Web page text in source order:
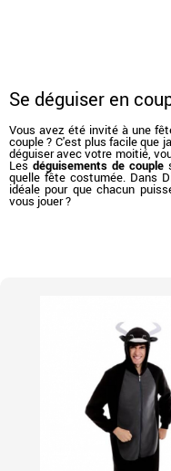
Se déguiser en
Vous avez été invité à une
couple ? C'est plus facile que
déguiser avec votre moitié,
Les déguisements de couple
quelle fête costumée. Dans
idéale pour que chacun
vous jouer ?